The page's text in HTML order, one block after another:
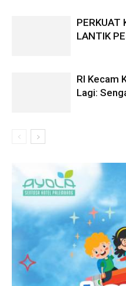
PERKUAT
LANTIK
RI Kecam
Lagi: